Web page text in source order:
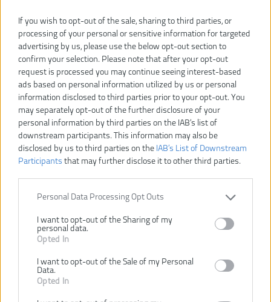
If you wish to opt-out of the sale, sharing to third parties, or
processing of your personal or sensitive information for targeted
advertising by us, please use the below opt-out section to
confirm your selection. Please note that after your opt-out
request is processed you may continue seeing interest-based
ads based on personal information utilized by us or personal
information disclosed to third parties prior to your opt-out. You
may separately opt-out of the further disclosure of your
personal information by third parties on the IAB’s list of
downstream participants. This information may also be
disclosed by us to third parties on the IAB’s List of Downstream
Participants that may further disclose it to other third parties.
Personal Data Processing Opt Outs
I want to opt-out of the Sharing of my
personal data.
Opted In
I want to opt-out of the Sale of my Personal
Data.
Opted In
Vážený zákazník, je nám ľúto, ale tento tovar už bol
vyradený z našej ponuky.
POZRIEŤ ĎALŠÍ TOVAR V KATEGÓRIÍ
Číslo produktu:
RLT183222S
Výrobca:
Ryobi
Typ tovaru:
Strunové kosačky
EAN kód:
4892210177100
Záruka:
24 mesiacov
Automatické nastavovanie
automatické podávanie
Dodávané v:
krabica
Hmotnosť (bez aku):
Napätie:
Počet dodávaných
akumulátorov: